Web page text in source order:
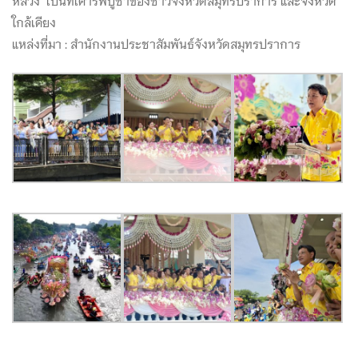
ใกล้เคียง
แหล่งที่มา : สำนักงานประชาสัมพันธ์จังหวัดสมุทรปราการ